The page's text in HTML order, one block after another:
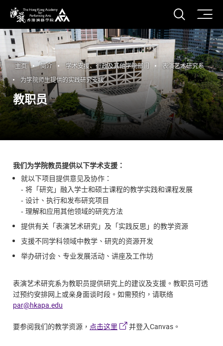
香港演艺学院
打开
主页 简介 学术支援、行政及其他学院部门
表演艺术研究系
为学院师生提供的实践研究支援
教职员
我们为学院教员提供以下学术支援：
就以下项目提供意见及协作：
- 将「研究」融入学士和硕士课程的教学实践和课程发展
- 设计、执行和发布研究项目
- 理解和应用其他领域的研究方法
提供有关「表演艺术研究」及「实践反思」的教学资源
支援不同学科领域中教学、研究的资源开发
举办研讨会、专业发展活动、讲座及工作坊
表演艺术研究系为教职员提供研究上的建议及支援。教职员可透
过预约安排网上或亲身面谈时段。如需预约，请联络
par@hkapa.edu
要参阅我们的教学资源， 点击这里 并登入Canvas。